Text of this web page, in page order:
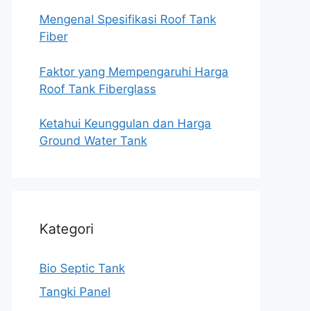
Mengenal Spesifikasi Roof Tank
Fiber
Faktor yang Mempengaruhi Harga
Roof Tank Fiberglass
Ketahui Keunggulan dan Harga
Ground Water Tank
Kategori
Bio Septic Tank
Tangki Panel